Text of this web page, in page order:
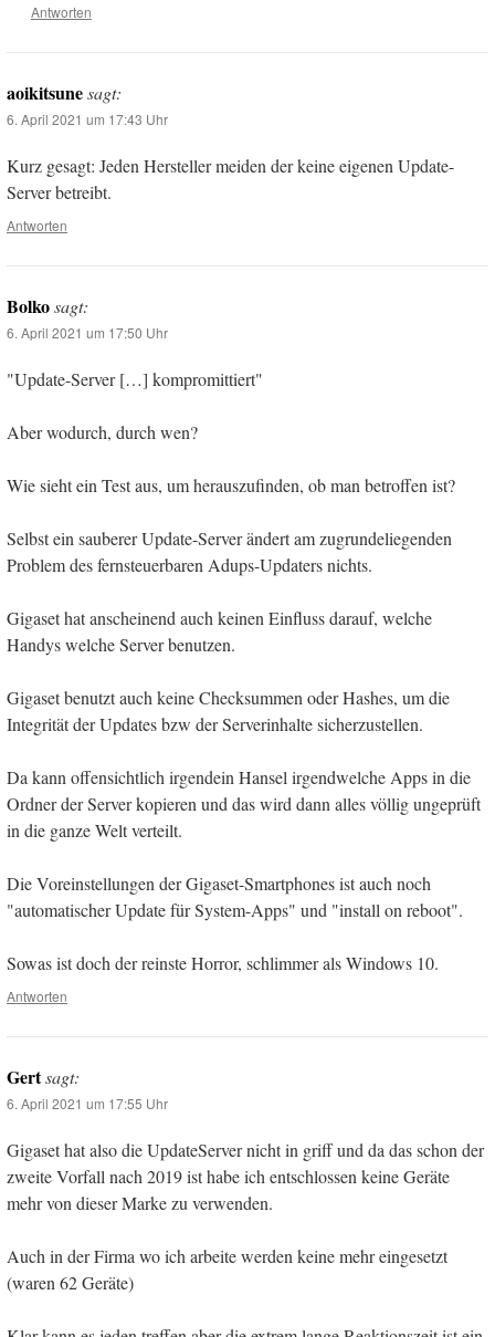
Antworten
aoikitsunesagt:
6. April 2021 um 17:43 Uhr
Kurz gesagt: Jeden Hersteller meiden der keine eigenen Update-
Server betreibt.
Antworten
Bolkosagt:
6. April 2021 um 17:50 Uhr
"Update-Server […] kompromittiert"
Aber wodurch, durch wen?
Wie sieht ein Test aus, um herauszufinden, ob man betroffen ist?
Selbst ein sauberer Update-Server ändert am zugrundeliegenden
Problem des fernsteuerbaren Adups-Updaters nichts.
Gigaset hat anscheinend auch keinen Einfluss darauf, welche
Handys welche Server benutzen.
Gigaset benutzt auch keine Checksummen oder Hashes, um die
Integrität der Updates bzw der Serverinhalte sicherzustellen.
Da kann offensichtlich irgendein Hansel irgendwelche Apps in die
Ordner der Server kopieren und das wird dann alles völlig ungeprüft
in die ganze Welt verteilt.
Die Voreinstellungen der Gigaset-Smartphones ist auch noch
"automatischer Update für System-Apps" und "install on reboot".
Sowas ist doch der reinste Horror, schlimmer als Windows 10.
Antworten
Gertsagt:
6. April 2021 um 17:55 Uhr
Gigaset hat also die UpdateServer nicht in griff und da das schon der
zweite Vorfall nach 2019 ist habe ich entschlossen keine Geräte
mehr von dieser Marke zu verwenden.
Auch in der Firma wo ich arbeite werden keine mehr eingesetzt
(waren 62 Geräte)